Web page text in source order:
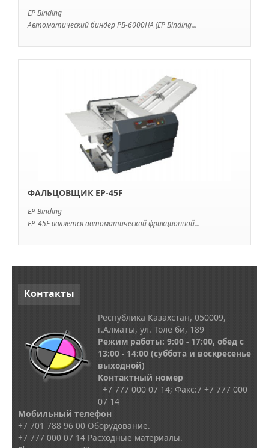
EP Binding
Автоматический биндер PB-6000НА (EP Binding...
ФАЛЬЦОВЩИК EP-45F
EP Binding
EP-45F является автоматической фрикционной...
Контакты
Республика Казахстан, 050009,
г.Алматы, ул. Толе би, 189
Режим работы: 9:00 - 17:00, обед с
13:00 - 14:00 (суббота и воскресенье
выходной)
Контактный номер
+7 777 000 07 14; Факс:7 +7 777 000
07 14
Мобильный телефон
+7 701 788 96 00 Оборудование.
+7 777 000 07 14 Расходные материалы.